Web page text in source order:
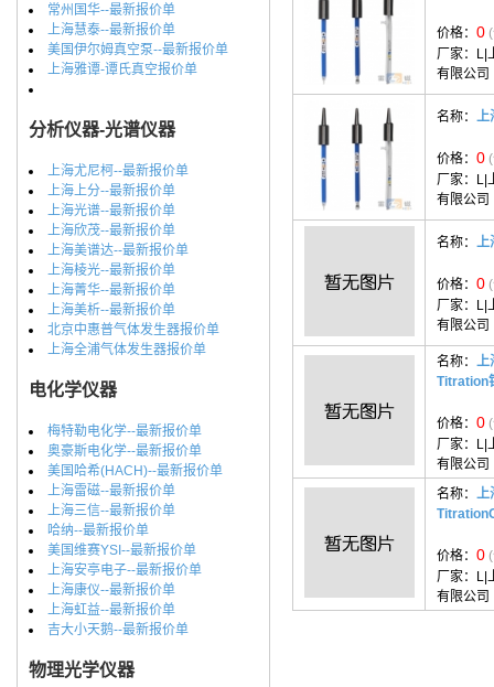
常州国华--最新报价单
上海慧泰--最新报价单
美国伊尔姆真空泵--最新报价单
上海雅谭-谭氏真空报价单
分析仪器-光谱仪器
上海尤尼柯--最新报价单
上海上分--最新报价单
上海光谱--最新报价单
上海欣茂--最新报价单
上海美谱达--最新报价单
上海棱光--最新报价单
上海菁华--最新报价单
上海美析--最新报价单
北京中惠普气体发生器报价单
上海全浦气体发生器报价单
电化学仪器
梅特勒电化学--最新报价单
奥豪斯电化学--最新报价单
美国哈希(HACH)--最新报价单
上海雷磁--最新报价单
上海三信--最新报价单
哈纳--最新报价单
美国维赛YSI--最新报价单
上海安亭电子--最新报价单
上海康仪--最新报价单
上海虹益--最新报价单
吉大小天鹅--最新报价单
物理光学仪器
价格： 0
厂家： L|
有限公司
名称： 上
价格： 0
厂家： L|
有限公司
名称： 上
价格： 0
厂家： L|
有限公司
名称： 上
Titration
价格： 0
厂家： L|
有限公司
名称： 上
价格： 0
厂家： L|
有限公司